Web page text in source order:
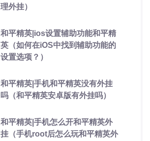
理外挂）
和平精英|ios设置辅助功能和平精
英（如何在iOS中找到辅助功能的
设置选项？）
和平精英|手机和平精英没有外挂
吗（和平精英安卓版有外挂吗）
和平精英|手机怎么开和平精英外
挂（手机root后怎么玩和平精英外